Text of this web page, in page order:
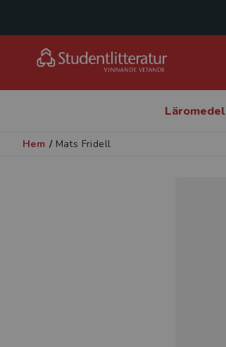
Läromedel
Hem / Mats Fridell